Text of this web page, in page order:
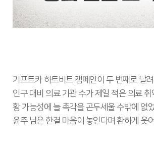
기프트카 하트비트 캠페인이 두 번째로 달
인구 대비 의료 기관 수가 제일 적은 의료
황 가능성에 늘 촉각을 곤두세울 수밖에 없
윤주 님은 한결 마음이 놓인다며 환하게 웃